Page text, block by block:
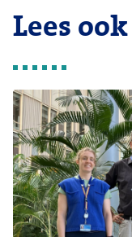
Lees ook